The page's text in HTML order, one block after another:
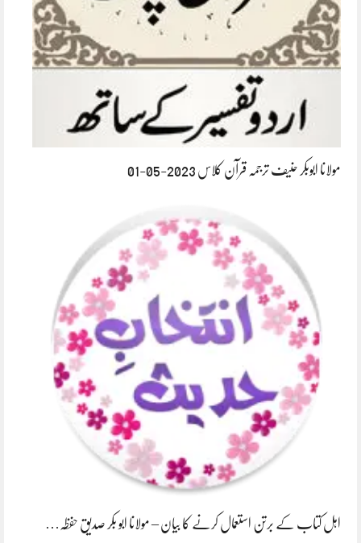
مولانا ابوبکر حنیف ترجمہ قرآن کلاس 2023-05-01
اہل کتاب کے برتن استعمال کرنے کا بیان – مولانا ابو بکر صدیق حفظہ…